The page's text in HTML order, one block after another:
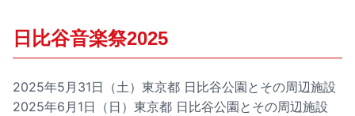
日比谷音楽祭2025
2025年5月31日（土）東京都 日比谷公園とその周辺施設
2025年6月1日（日）東京都 日比谷公園とその周辺施設